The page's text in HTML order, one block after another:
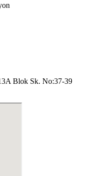
Blok Sk. No:37-39